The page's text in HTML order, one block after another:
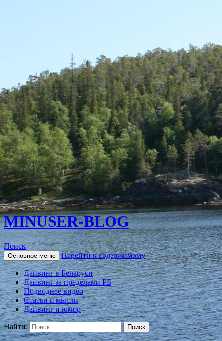
MINUSER-BLOG
Поиск
Основное меню Перейти к содержимому
Дайвинг в Беларуси
Дайвинг за пределами РБ
Подводное видео
Статьи и мысли
Дайвинг и юмор
Найти: